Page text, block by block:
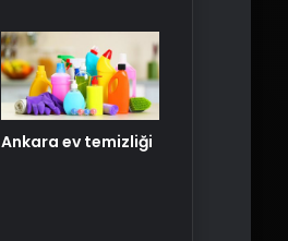
Ankara ev temizliği